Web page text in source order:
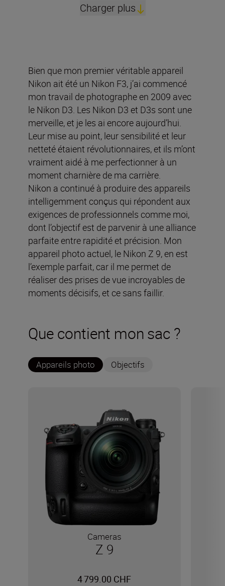
Charger plus
Bien que mon premier véritable appareil
Nikon ait été un Nikon F3, j’ai commencé
mon travail de photographe en 2009 avec
le Nikon D3. Les Nikon D3 et D3s sont une
merveille, et je les ai encore aujourd’hui.
Leur mise au point, leur sensibilité et leur
netteté étaient révolutionnaires, et ils m’ont
vraiment aidé à me perfectionner à un
moment charnière de ma carrière.
Nikon a continué à produire des appareils
intelligemment conçus qui répondent aux
exigences de professionnels comme moi,
dont l’objectif est de parvenir à une alliance
parfaite entre rapidité et précision. Mon
appareil photo actuel, le Nikon Z 9, en est
l’exemple parfait, car il me permet de
réaliser des prises de vue incroyables de
moments décisifs, et ce sans faillir.
Que contient mon sac ?
Appareils photo Objectifs
Cameras
Z 9
4 799.00 CHF